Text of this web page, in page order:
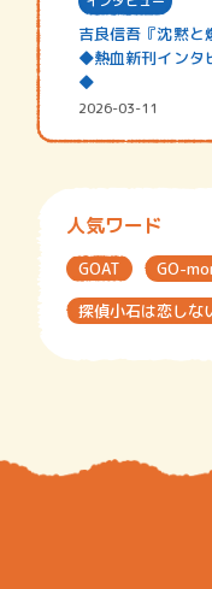
吉良信吾『沈黙と
◆熱血新刊インタ
◆
2026-03-11
人気ワード
GOAT GO-
探偵小石は恋しな